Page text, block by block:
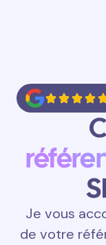
Je vous
de votre